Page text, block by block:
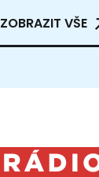
ZOBRAZIT VŠE